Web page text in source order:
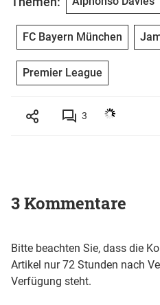
FC Bayern München
Premier League
3
3 Kommentare
Bitte beachten Sie, dass die
Artikel nur 72 Stunden nach
Verfügung steht.